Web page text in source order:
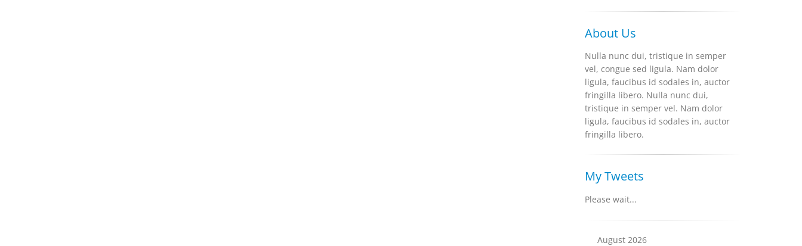
About Us
Nulla nunc dui, tristique in semper
vel, congue sed ligula. Nam dolor
ligula, faucibus id sodales in, auctor
fringilla libero. Nulla nunc dui,
tristique in semper vel. Nam dolor
ligula, faucibus id sodales in, auctor
fringilla libero.
My Tweets
Please wait...
August 2026